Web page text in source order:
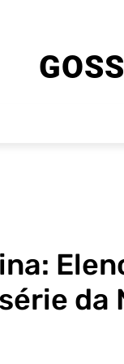
da